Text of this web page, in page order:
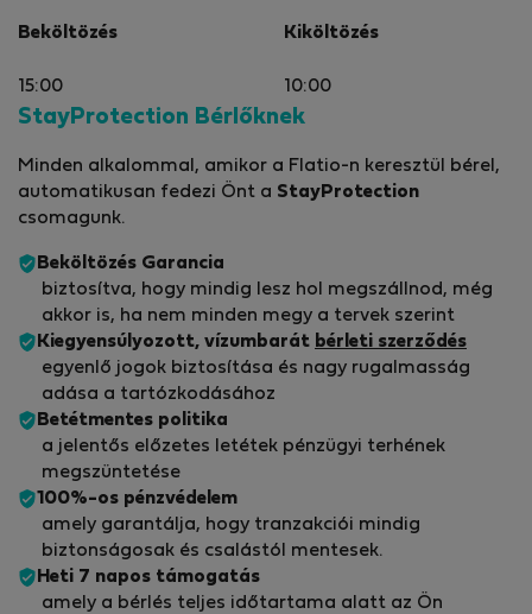
Beköltözés
15:00
Kiköltözés
10:00
StayProtection Bérlőknek
Minden alkalommal, amikor a Flatio-n keresztül bérel,
automatikusan fedezi Önt a StayProtection
csomagunk.
Beköltözés Garancia
biztosítva, hogy mindig lesz hol megszállnod, még
akkor is, ha nem minden megy a tervek szerint
Kiegyensúlyozott, vízumbarát bérleti szerződés
egyenlő jogok biztosítása és nagy rugalmasság
adása a tartózkodásához
Betétmentes politika
a jelentős előzetes letétek pénzügyi terhének
megszüntetése
100%-os pénzvédelem
amely garantálja, hogy tranzakciói mindig
biztonságosak és csalástól mentesek.
Heti 7 napos támogatás
amely a bérlés teljes időtartama alatt az Ön